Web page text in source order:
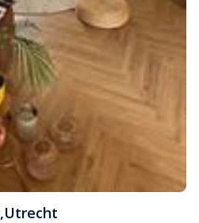
,Utrecht